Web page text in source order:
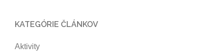
KATEGÓRIE ČLÁNKOV
Aktivity